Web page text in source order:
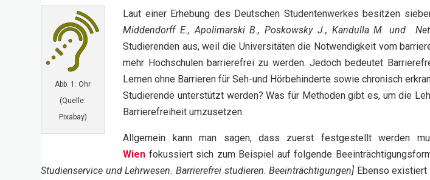
Abb. 1: Ohr
(Quelle:
Pixabay)
Laut einer Erhebung des Deutschen Studentenwerkes besitzen
Middendorff E., Apolimarski B., Poskowsky J., Kandulla M. und
Studierenden aus, weil die Universitäten die Notwendigkeit vom
mehr Hochschulen barrierefrei zu werden. Jedoch bedeutet
Lernen ohne Barrieren für Seh-und Hörbehinderte sowie chronisch
Studierende unterstützt werden? Was für Methoden gibt es, um die
Barrierefreiheit umzusetzen.
Allgemein kann man sagen, dass zuerst festgestellt werden
Wien fokussiert sich zum Beispiel auf folgende
Studienservice und Lehrwesen. Barrierefrei studieren. Beeinträchtigungen] Ebenso existiert